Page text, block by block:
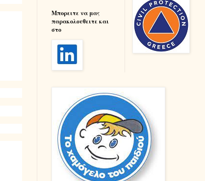
Μπορειτε να μας
παρακολουθειτε και
στο